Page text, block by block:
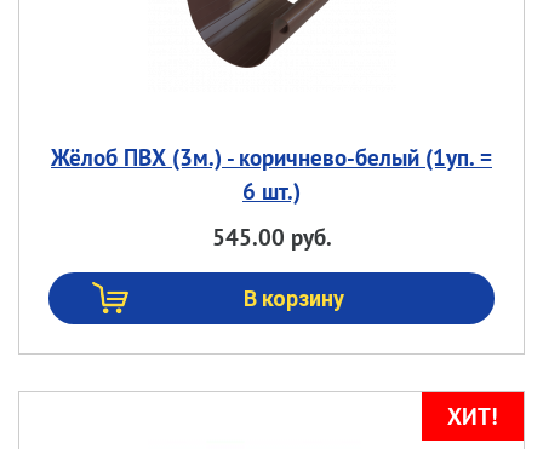
Жёлоб ПВХ (3м.) - коричнево-белый (1уп. =
6 шт.)
545.00 руб.